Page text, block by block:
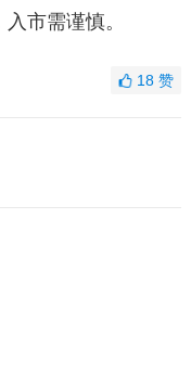
市需谨慎。
18赞